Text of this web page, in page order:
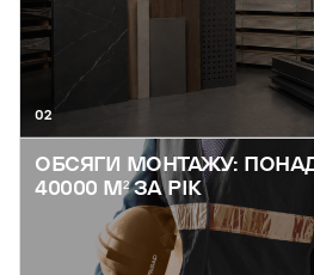
02
ОБСЯГИ МОНТАЖУ:
40000 М² ЗА РІК